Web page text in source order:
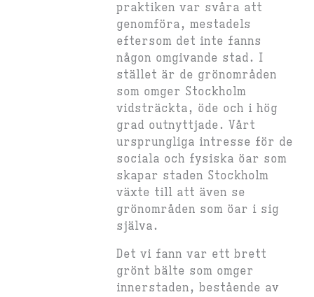
praktiken var svåra att
genomföra, mestadels
eftersom det inte fanns
någon omgivande stad. I
stället är de grönområden
som omger Stockholm
vidsträckta, öde och i hög
grad outnyttjade. Vårt
ursprungliga intresse för de
sociala och fysiska öar som
skapar staden Stockholm
växte till att även se
grönområden som öar i sig
själva.
Det vi fann var ett brett
grönt bälte som omger
innerstaden, bestående av